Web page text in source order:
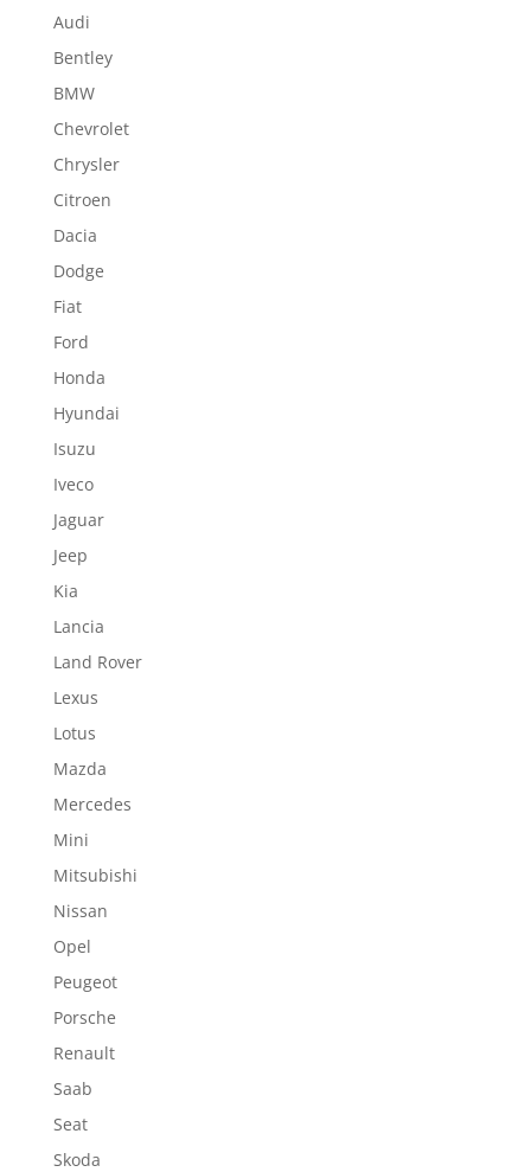
Audi
Bentley
BMW
Chevrolet
Chrysler
Citroen
Dacia
Dodge
Fiat
Ford
Honda
Hyundai
Isuzu
Iveco
Jaguar
Jeep
Kia
Lancia
Land Rover
Lexus
Lotus
Mazda
Mercedes
Mini
Mitsubishi
Nissan
Opel
Peugeot
Porsche
Renault
Saab
Seat
Skoda